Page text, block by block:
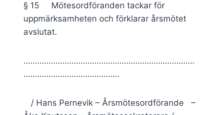
§ 15 Mötesordföranden tackar för
uppmärksamheten och förklarar årsmötet
avslutat.
…………………………………………………………………
……………………………………
/ Hans Pernevik – Årsmötesordförande –